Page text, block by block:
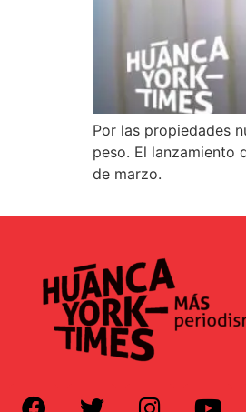
Por las propiedades
peso. El lanzamiento
de marzo.